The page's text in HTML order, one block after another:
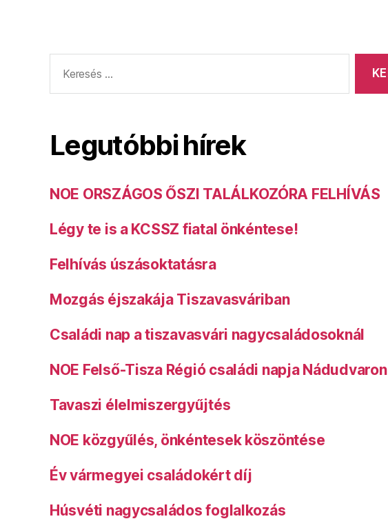
Legutóbbi hírek
NOE ORSZÁGOS ŐSZI TALÁLKOZÓRA FELHÍVÁS
Légy te is a KCSSZ fiatal önkéntese!
Felhívás úszásoktatásra
Mozgás éjszakája Tiszavasváriban
Családi nap a tiszavasvári nagycsaládosoknál
NOE Felső-Tisza Régió családi napja Nádudvaron
Tavaszi élelmiszergyűjtés
NOE közgyűlés, önkéntesek köszöntése
Év vármegyei családokért díj
Húsvéti nagycsaládos foglalkozás